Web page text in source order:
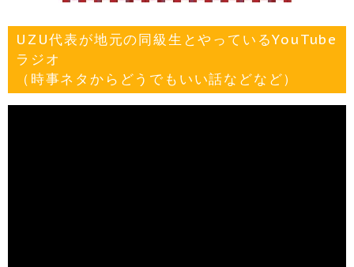
UZU代表が地元の同級生とやっているYouTube
ラジオ
（時事ネタからどうでもいい話などなど）